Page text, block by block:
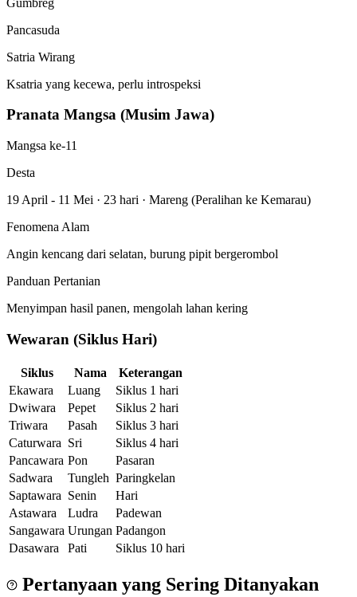
Pancasuda
Satria Wirang
Ksatria yang kecewa, perlu introspeksi
Pranata Mangsa (Musim Jawa)
Mangsa ke-11
Desta
19 April - 11 Mei · 23 hari · Mareng (Peralihan ke Kemarau)
Fenomena Alam
Angin kencang dari selatan, burung pipit bergerombol
Panduan Pertanian
Menyimpan hasil panen, mengolah lahan kering
Wewaran (Siklus Hari)
Siklus Nama
Keterangan
Ekawara
Luang
Siklus 1 hari
Dwiwara
Pepet
Siklus 2 hari
Triwara
Pasah
Siklus 3 hari
Caturwara Sri
Siklus 4 hari
Pancawara Pon
Pasaran
Sadwara
Tungleh Paringkelan
Saptawara Senin
Hari
Astawara
Ludra
Padewan
Sangawara Urungan Padangon
Dasawara
Pati Siklus 10 hari
Pertanyaan yang Sering Ditanyakan